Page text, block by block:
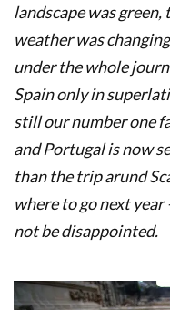
landscape wasgreen,
weather was
under the whole
Spainonly in
still our number one
and Portugal is now
than the trip arund
where to gonext year
not bedisappointed.